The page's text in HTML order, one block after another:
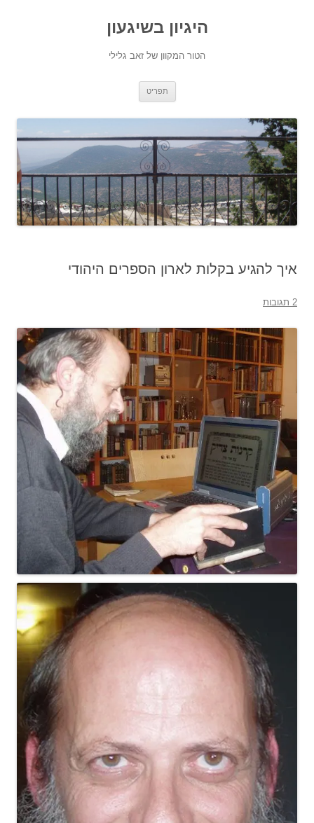
היגיון בשיגעון
הטור המקוון של זאב גלילי
תפריט
איך להגיע בקלות לארון הספרים היהודי
2 תגובות